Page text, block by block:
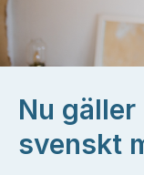
Nu
svenskt